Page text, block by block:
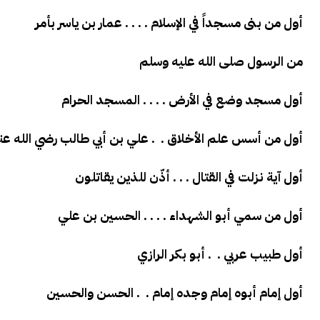
أول من بنى مسجداً في الإسلام . . . . عمار بن ياسر بأمر
من الرسول صلى الله عليه وسلم
أول مسجد وضع في الأرض . . . . المسجد الحرام
أول من أسس علم الأخلاق . . علي بن أبي طالب رضي الله
أول آية نزلت في القتال . . . أذّن للذين يقاتلون
أول من سمي أبو الشهداء . . . . الحسين بن علي
أول طبيب عربي . . أبو بكر الرازي
أول إمام أبوه إمام وجده إمام . . الحسن والحسين